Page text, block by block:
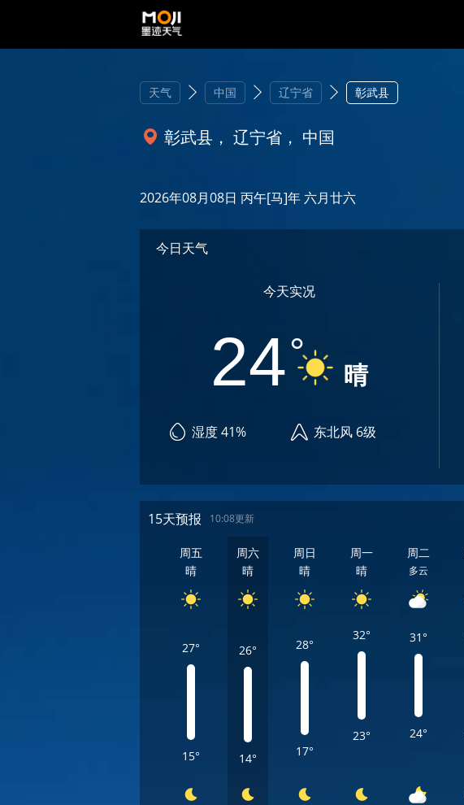
天气 中国 辽宁省 彰武县
彰武县， 辽宁省， 中国
2026年08月08日 丙午[马]年 六月廿六
今日天气
今天实况
24 晴
湿度 41% 东北风 6级
15天预报 10:08更新
周五
晴
27°
15°
周六
晴
26°
14°
周日
晴
28°
17°
周一
晴
32°
23°
周二
多云
31°
24°